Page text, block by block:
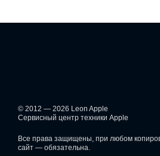
© 2012 — 2026 Leon Apple
Сервисный центр техники Apple
Все права защищены, при любом
сайт — обязательна.